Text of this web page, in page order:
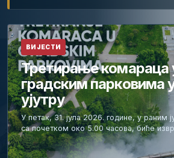
ВИЈЕСТИ
Третирање комараца
градским парковима
ујутру
У петак, 31. јула 2026. године, у раним
са почетком око 5.00 часова, биће